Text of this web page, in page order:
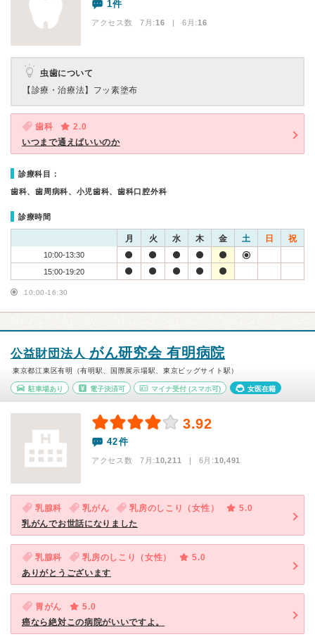
1件
アクセス数 7月:16 | 6月:16
虫歯について
【診療・治療法】 フッ素塗布
歯科
2.0
いつまで通えばいいのか
診療科目：
歯科、歯周病科、小児歯科、歯科口腔外科
診療時間
月 火 水 木 金 土 日 祝
10:00-13:30
15:00-19:20
10:00-16:30
公益財団法人 がん研究会 有明病院
東京都江東区有明（有明駅、国際展示場駅、東京ビッグサイト駅）
駐車場あり 電子決済可 マイナ受付 (スマホ可) 女医在籍
3.92
42件
アクセス数 7月:10,211 | 6月:10,491
乳腺科 乳がん 乳房のしこり（女性）
5.0
乳がんでお世話になりました
乳腺科 乳房のしこり（女性）
5.0
ありがとうございます
胃がん
5.0
癌なら絶対この病院がいいですよ。